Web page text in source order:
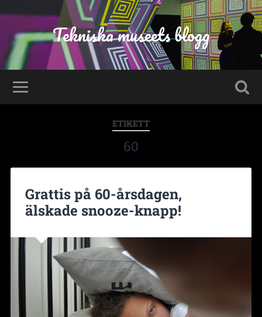
Tekniska museets blogg
ETIKETT
60
Grattis på 60-årsdagen,
älskade snooze-knapp!